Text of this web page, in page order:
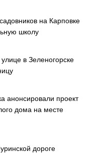
на Карповке
школу
в Зеленогорске
анонсировали проект
дома на месте
дороге